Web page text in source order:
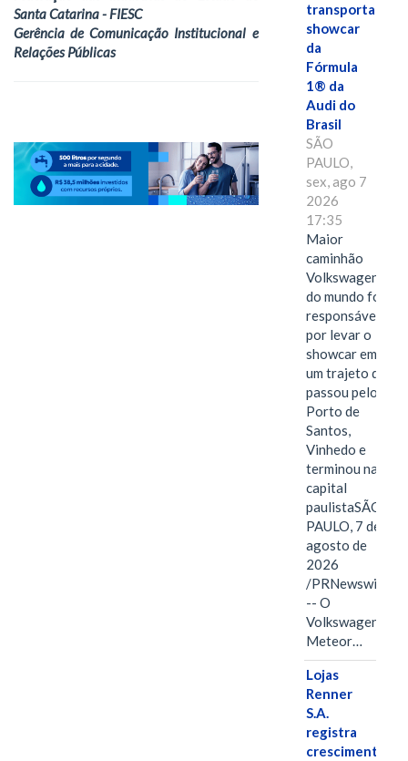
Santa Catarina - FIESC
Gerência de Comunicação Institucional e
Relações Públicas
transporta
showcar
da
Fórmula
1® da
Audi do
Brasil
SÃO
PAULO,
sex, ago 7
2026
17:35
Maior
caminhão
Volkswagen
do mundo foi
responsável
por levar o
showcar em
um trajeto que
passou pelo
Porto de
Santos,
Vinhedo e
terminou na
capital
paulistaSÃO
PAULO, 7 de
agosto de
2026
/PRNewswire/
-- O
Volkswagen
Meteor…
Lojas
Renner
S.A.
registra
crescimento